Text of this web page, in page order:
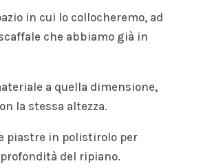
in cui lo collocheremo, ad
che abbiamo già in
a quella dimensione,
la stessa altezza.
piastre in polistirolo per
del ripiano.